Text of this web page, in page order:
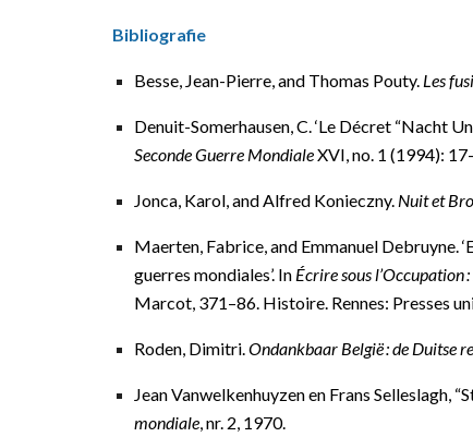
Bibliografie
Besse, Jean-Pierre, and Thomas Pouty. Les
Denuit-Somerhausen, C. ‘Le Décret “Nacht
Seconde Guerre MondialeXVI, no. 1 (1994):
Jonca, Karol, and Alfred Konieczny. Nuit et
Maerten, Fabrice, and Emmanuel Debruyne.
guerres mondiales’. In Écrire sous
Marcot, 371–86. Histoire. Rennes: Presses
Roden, Dimitri.Ondankbaar België : de Duitse
Jean Vanwelkenhuyzen en Frans Selleslagh,
mondiale, nr. 2, 1970.